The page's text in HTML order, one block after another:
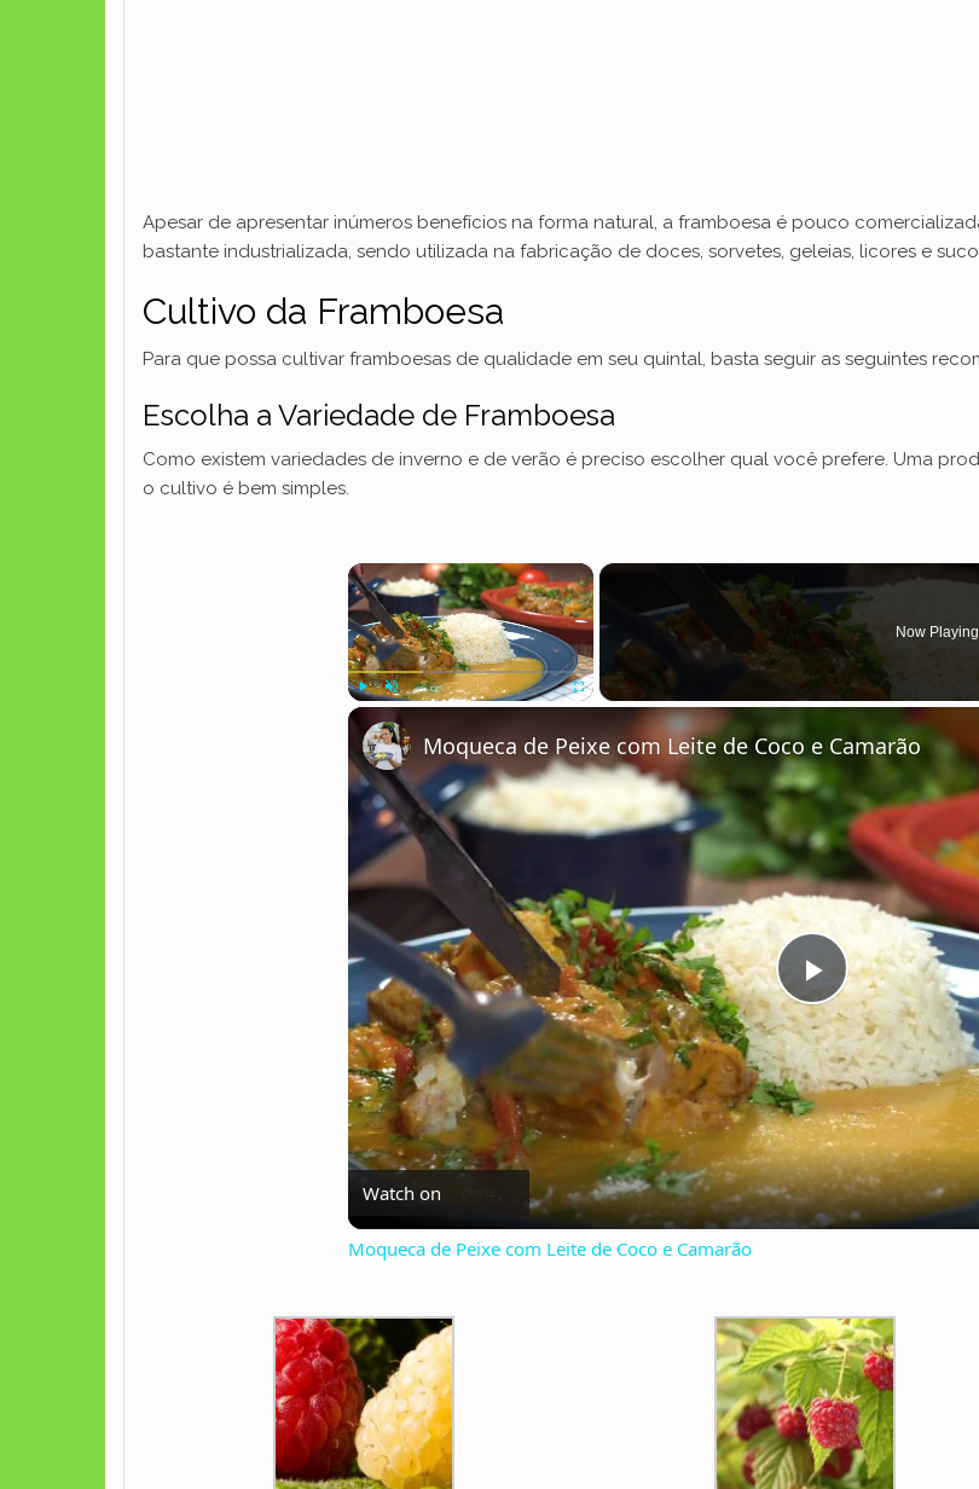
Apesar de apresentar inúmeros benefícios na forma natural, a framboesa é pouco
bastante industrializada, sendo utilizada na fabricação de doces, sorvetes, geleias, licores e
Cultivo da Framboesa
Para que possa cultivar framboesas de qualidade em seu quintal, basta seguir as seguintes
Escolha a Variedade de Framboesa
Como existem variedades de inverno e de verão é preciso escolher qual você prefere. Uma
o cultivo é bem simples.
×
Now Playing
P
l
a
y
i
d
Moqueca de Peixe com Leite de Coco e Camarão
Watch on
Moqueca de Peixe com Leite de Coco e Camarão